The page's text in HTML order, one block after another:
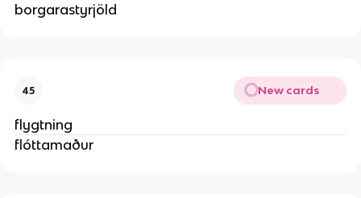
borgarastyrjöld
45 New cards
flygtning
flóttamaður